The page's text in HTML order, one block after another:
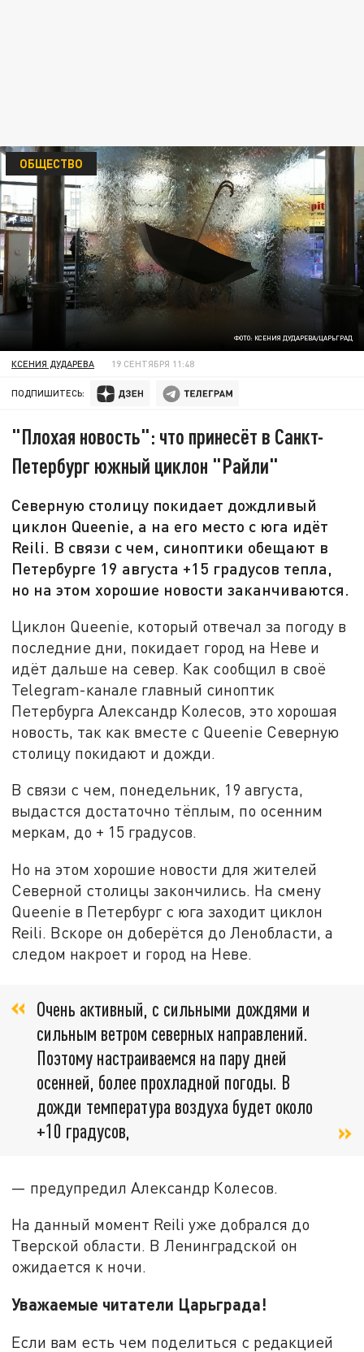
ФОТО: КСЕНИЯ ДУДАРЕВА/ЦАРЬГРАД
ОБЩЕСТВО
КСЕНИЯ ДУДАРЕВА 19 СЕНТЯБРЯ 11:48
ПОДПИШИТЕСЬ:
"Плохая новость": что принесёт в Санкт-
Петербург южный циклон "Райли"
Северную столицу покидает дождливый
циклон Queenie, а на его место с юга идёт
Reili. В связи с чем, синоптики обещают в
Петербурге 19 августа +15 градусов тепла,
но на этом хорошие новости заканчиваются.
Циклон Queenie, который отвечал за погоду в
последние дни, покидает город на Неве и
идёт дальше на север. Как сообщил в своё
Telegram-канале главный синоптик
Петербурга Александр Колесов, это хорошая
новость, так как вместе с Queenie Северную
столицу покидают и дожди.
В связи с чем, понедельник, 19 августа,
выдастся достаточно тёплым, по осенним
меркам, до + 15 градусов.
Но на этом хорошие новости для жителей
Северной столицы закончились. На смену
Queenie в Петербург с юга заходит циклон
Reili. Вскоре он доберётся до Ленобласти, а
следом накроет и город на Неве.
Очень активный, с сильными дождями и
сильным ветром северных направлений.
Поэтому настраиваемся на пару дней
осенней, более прохладной погоды. В
дожди температура воздуха будет около
+10 градусов,
— предупредил Александр Колесов.
На данный момент Reili уже добрался до
Тверской области. В Ленинградской он
ожидается к ночи.
Уважаемые читатели Царьграда!
Если вам есть чем поделиться с редакцией